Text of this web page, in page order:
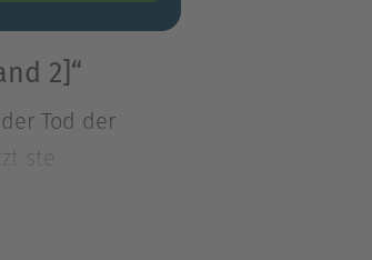
2]“
Tod der
ste
steht das